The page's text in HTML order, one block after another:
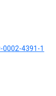
4391-1